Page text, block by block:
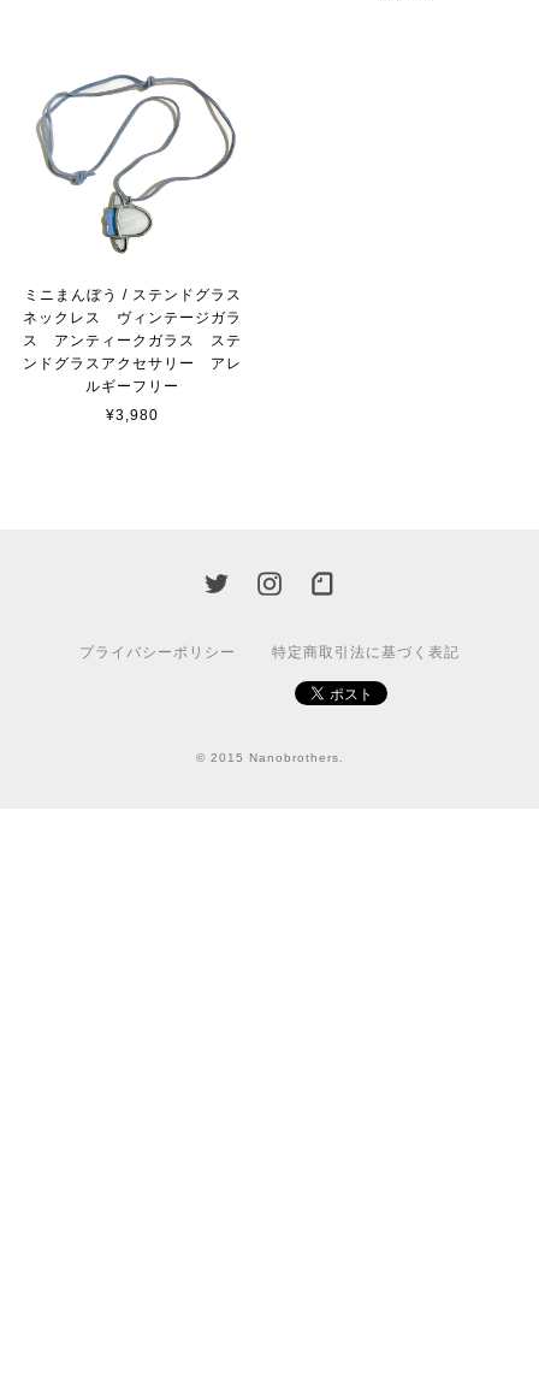
ミニまんぼう / ステンドグラス
ネックレス ヴィンテージガラ
ス アンティークガラス ステ
ンドグラスアクセサリー アレ
ルギーフリー
¥3,980
プライバシーポリシー 特定商取引法に基づく表記
© 2015 Nanobrothers.